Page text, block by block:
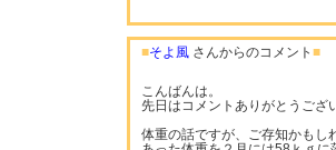
■そよ風 さんからのコメント ■
こんばんは。
先日はコメントありがとうござ
体重の話ですが、ご存知かもし